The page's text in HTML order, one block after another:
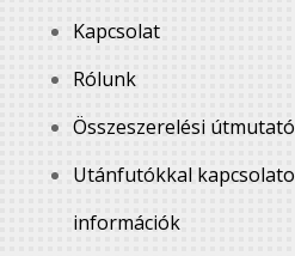
Kapcsolat
Rólunk
Összeszerelési
Utánfutókkal
információk